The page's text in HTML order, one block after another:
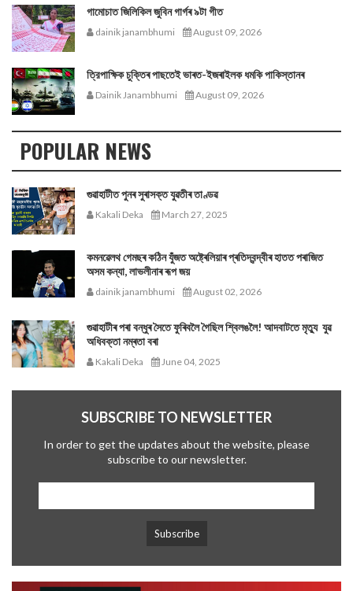
গামোচাত জিলিকিল জুবিন গাৰ্গৰ ৯টা গীত
dainik janambhumi August 09, 2026
ত্রিপাক্ষিক চুক্তিৰ পাছতেই ভাৰত-ইজৰাইলক ধমকি পাকিস্তানৰ
Dainik Janambhumi August 09, 2026
POPULAR NEWS
গুৱাহাটীত পুনৰ সুৰাসক্ত যুৱতীৰ তাণ্ডৱ
Kakali Deka March 27, 2025
কমনৱেলথ গেমছৰ কঠিন যুঁজত অষ্ট্ৰেলিয়াৰ প্ৰতিদ্বন্দ্বীৰ হাতত পৰাজিত
অসম কন্যা, লাভলীনাৰ ৰূপ জয়
dainik janambhumi August 02, 2026
গুৱাহাটীৰ পৰা বন্ধুৰ সৈতে ফুৰিবলৈ গৈছিল শ্বিলঙলৈ! আদবাটতে মৃত্যু যুৱ
অধিবক্তা নম্ৰতা বৰা
Kakali Deka June 04, 2025
SUBSCRIBE TO NEWSLETTER
In order to get the updates about the website, please
subscribe to our newsletter.